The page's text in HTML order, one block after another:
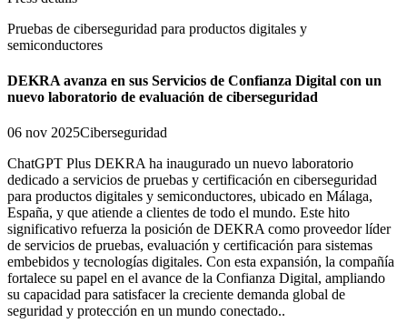
Pruebas de ciberseguridad para productos digitales y
semiconductores
DEKRA avanza en sus Servicios de Confianza Digital con un
nuevo laboratorio de evaluación de ciberseguridad
06 nov 2025Ciberseguridad
ChatGPT Plus DEKRA ha inaugurado un nuevo laboratorio
dedicado a servicios de pruebas y certificación en ciberseguridad
para productos digitales y semiconductores, ubicado en Málaga,
España, y que atiende a clientes de todo el mundo. Este hito
significativo refuerza la posición de DEKRA como proveedor líder
de servicios de pruebas, evaluación y certificación para sistemas
embebidos y tecnologías digitales. Con esta expansión, la compañía
fortalece su papel en el avance de la Confianza Digital, ampliando
su capacidad para satisfacer la creciente demanda global de
seguridad y protección en un mundo conectado..